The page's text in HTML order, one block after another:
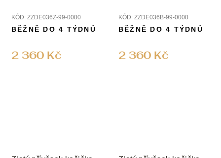
KÓD: ZZDE036Z-99-0000
2 360 Kč
BĚŽNĚ DO 4 TÝDNŮ
KÓD: ZZDE036B-99-0000
2 360 Kč
BĚŽNĚ DO 4 TÝDNŮ